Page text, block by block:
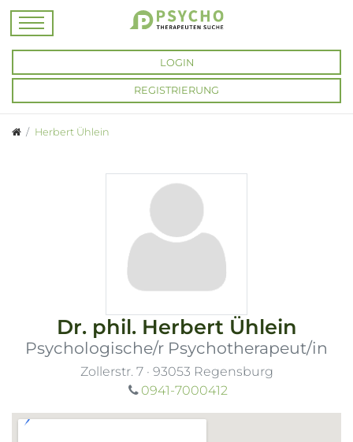
LOGIN
REGISTRIERUNG
Herbert Ühlein
Dr. phil. Herbert Ühlein
Psychologische/r Psychotherapeut/in
Zollerstr. 7 · 93053 Regensburg
0941-7000412